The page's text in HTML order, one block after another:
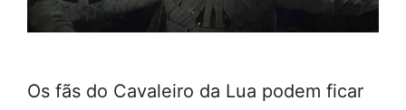
Os fãs do Cavaleiro da Lua podem ficar